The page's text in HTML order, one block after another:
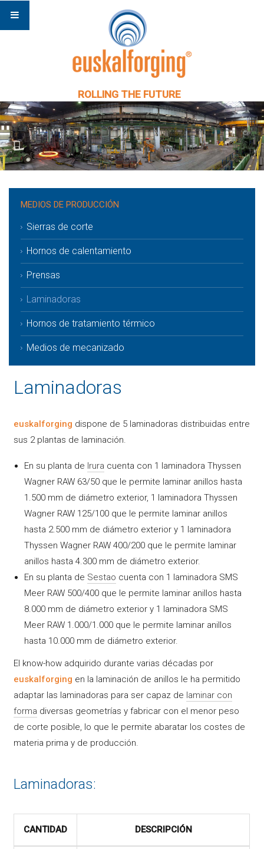
ROLLING THE FUTURE
MEDIOS DE PRODUCCIÓN
Sierras de corte
Hornos de calentamiento
Prensas
Laminadoras
Hornos de tratamiento térmico
Medios de mecanizado
Laminadoras
euskalforging dispone de 5 laminadoras distribuidas entre
sus 2 plantas de laminación.
En su planta de Irura cuenta con 1 laminadora Thyssen
Wagner RAW 63/50 que le permite laminar anillos hasta
1.500 mm de diámetro exterior, 1 laminadora Thyssen
Wagner RAW 125/100 que le permite laminar anillos
hasta 2.500 mm de diámetro exterior y 1 laminadora
Thyssen Wagner RAW 400/200 que le permite laminar
anillos hasta 4.300 mm de diámetro exterior.
En su planta de Sestao cuenta con 1 laminadora SMS
Meer RAW 500/400 que le permite laminar anillos hasta
8.000 mm de diámetro exterior y 1 laminadora SMS
Meer RAW 1.000/1.000 que le permite laminar anillos
hasta 10.000 mm de diámetro exterior.
El know-how adquirido durante varias décadas por
euskalforging en la laminación de anillos le ha permitido
adaptar las laminadoras para ser capaz de laminar con
forma diversas geometrías y fabricar con el menor peso
de corte posible, lo que le permite abaratar los costes de
materia prima y de producción.
Laminadoras:
CANTIDAD DESCRIPCIÓN